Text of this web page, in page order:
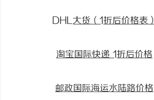
DHL大货（1折后价格表）
淘宝国际快递 1折后价格
邮政国际海运水陆路价格